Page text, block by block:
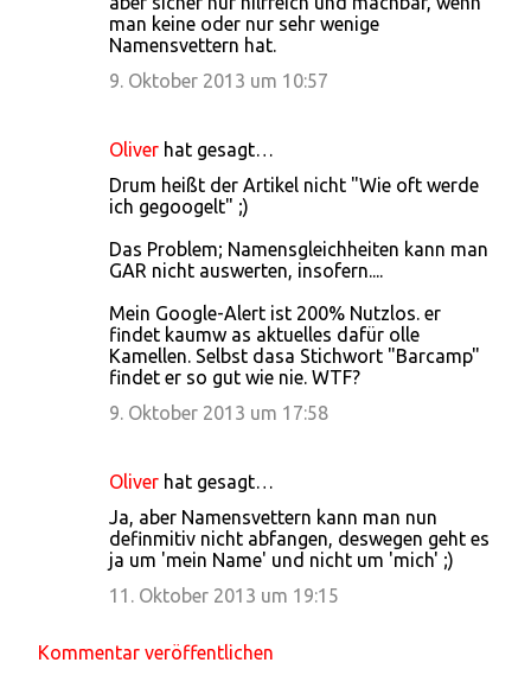
man keine oder nur sehr wenige
Namensvettern hat.
9. Oktober 2013 um 10:57
Oliver hat gesagt…
Drum heißt der Artikel nicht "Wie oft werde
ich gegoogelt" ;)
Das Problem; Namensgleichheiten kann man
GAR nicht auswerten, insofern....
Mein Google-Alert ist 200% Nutzlos. er
findet kaumw as aktuelles dafür olle
Kamellen. Selbst dasa Stichwort "Barcamp"
findet er so gut wie nie. WTF?
9. Oktober 2013 um 17:58
Oliver hat gesagt…
Ja, aber Namensvettern kann man nun
definmitiv nicht abfangen, deswegen geht es
ja um 'mein Name' und nicht um 'mich' ;)
11. Oktober 2013 um 19:15
Kommentar veröffentlichen